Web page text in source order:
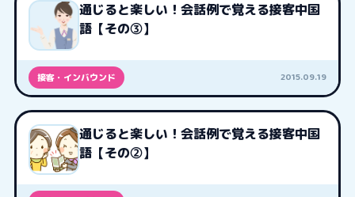
通じると楽しい！会話例で覚える接客中国
語【その③】
接客・インバウンド 2015.09.19
通じると楽しい！会話例で覚える接客中国
語【その②】